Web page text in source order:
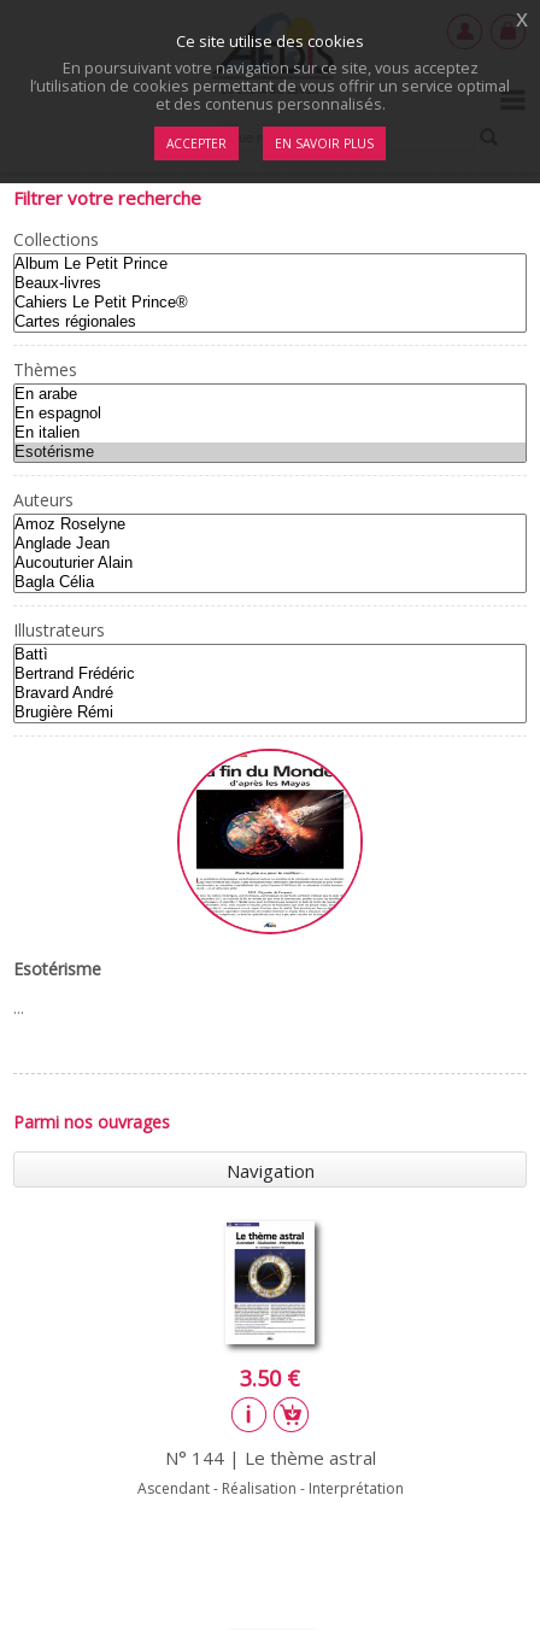
Filtrer votre recherche
Collections
Thèmes
Auteurs
Illustrateurs
Esotérisme
...
Parmi nos ouvrages
Navigation
3.50 €
N° 144 | Le thème astral
Ascendant - Réalisation - Interprétation
Ce site utilise des cookies
En poursuivant votre navigation sur ce site, vous acceptez
l’utilisation de cookies permettant de vous offrir un service optimal
et des contenus personnalisés.
ACCEPTER EN SAVOIR PLUS
x